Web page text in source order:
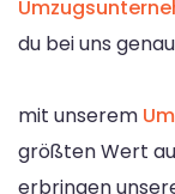
du bei uns
mit unserem
größten Wert
erbringen